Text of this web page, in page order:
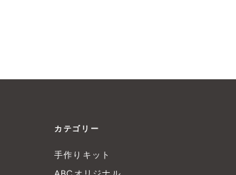
カテゴリー
手作りキット